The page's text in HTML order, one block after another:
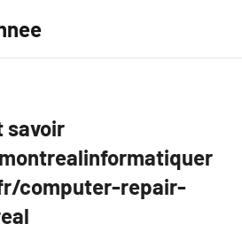
savoir
computer-repair-